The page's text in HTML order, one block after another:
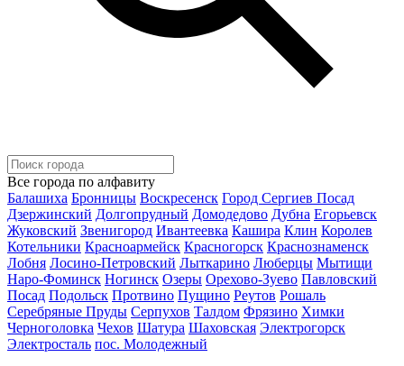
Все города по алфавиту
Балашиха Бронницы Воскресенск Город Сергиев Посад
Дзержинский Долгопрудный Домодедово Дубна Егорьевск
Жуковский Звенигород Ивантеевка Кашира Клин Королев
Котельники Красноармейск Красногорск Краснознаменск
Лобня Лосино-Петровский Лыткарино Люберцы Мытищи
Наро-Фоминск Ногинск Озеры Орехово-Зуево Павловский
Посад Подольск Протвино Пущино Реутов Рошаль
Серебряные Пруды Серпухов Талдом Фрязино Химки
Черноголовка Чехов Шатура Шаховская Электрогорск
Электросталь пос. Молодежный